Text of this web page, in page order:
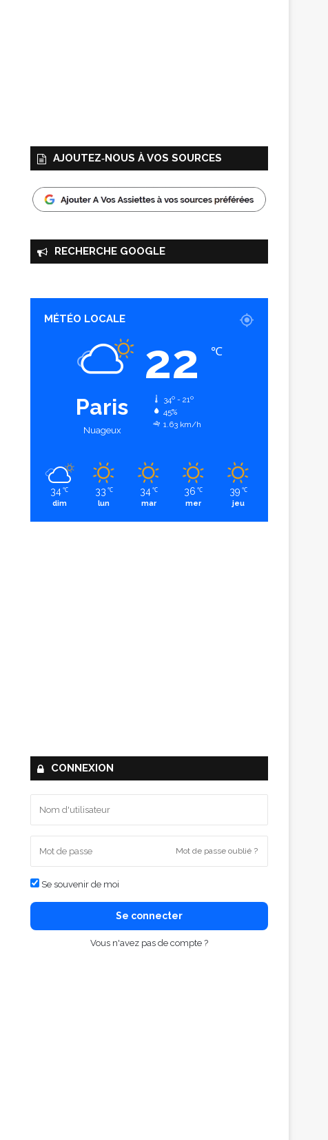
AJOUTEZ‑NOUS À VOS SOURCES
RECHERCHE GOOGLE
MÉTÉO LOCALE
Paris
Nuageux
22 ℃
34º - 21º
45%
1.63 km/h
34 ℃
dim
33 ℃
lun
34 ℃
mar
36 ℃
mer
39 ℃
jeu
CONNEXION
Mot de passe oublié ?
Se souvenir de moi
Se connecter
Vous n'avez pas de compte ?